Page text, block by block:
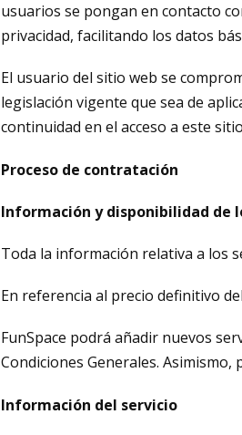
usuarios se pongan en contacto
privacidad, facilitando los datos
El usuario del sitio web se
legislación vigente que sea de
continuidad en el acceso a este
Proceso de contratación
Información y disponibilidad de
Toda la información relativa a los
En referencia al precio definitivo
FunSpace podrá añadir nuevos
Condiciones Generales.
Información del servicio